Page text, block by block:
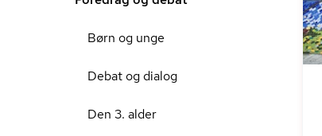
Børn og unge
Debat og dialog
Den 3. alder